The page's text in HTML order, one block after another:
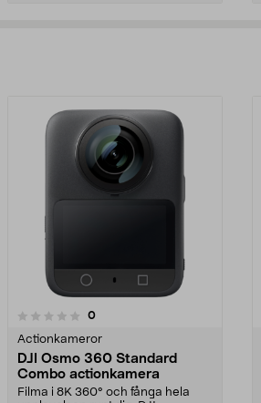
0recensioner
Actionkameror
DJI Osmo 360 Standard
Combo actionkamera
Filma i 8K 360° och fånga hela
0.0 av 5 stjärnor